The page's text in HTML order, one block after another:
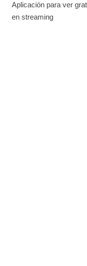
Aplicación para ver
en streaming